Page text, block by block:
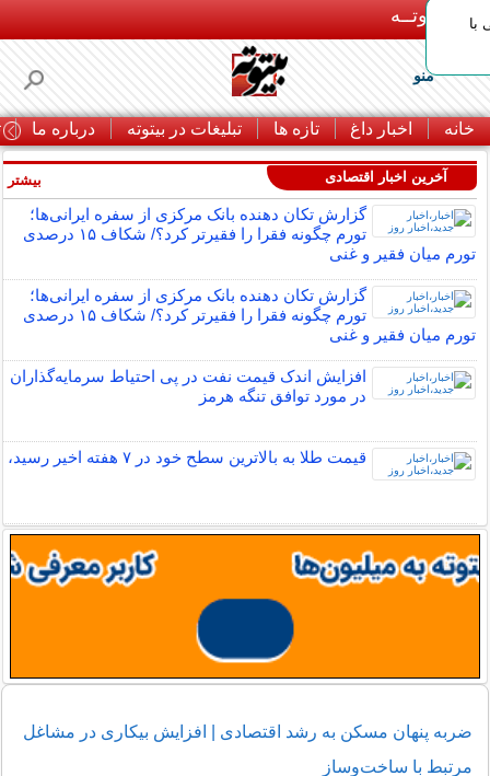
بـیتوتــه
منو
خانه اخبار داغ تازه ها تبلیغات در بیتوته درباره ما
با
آخرین اخبار اقتصادی
گزارش تکان‌ دهنده بانک مرکزی از سفره ایرانی‌ها؛
تورم چگونه فقرا را فقیرتر کرد؟/ شکاف ۱۵ درصدی
تورم میان فقیر و غنی
گزارش تکان‌ دهنده بانک مرکزی از سفره ایرانی‌ها؛
تورم چگونه فقرا را فقیرتر کرد؟/ شکاف ۱۵ درصدی
تورم میان فقیر و غنی
افزایش اندک قیمت نفت در پی احتیاط سرمایه‌گذاران
در مورد توافق تنگه هرمز
قیمت طلا به بالاترین سطح خود در ۷ هفته اخیر رسید،
بیشتر
ضربه پنهان مسکن به رشد اقتصادی | افزایش بیکاری در مشاغل
مرتبط با ساخت‌وساز